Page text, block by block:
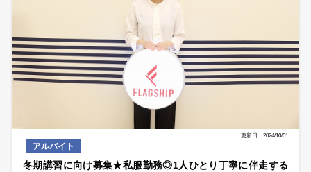
更新日：2024/10/01
アルバイト
冬期講習に向け募集★私服勤務◎1人ひとり丁寧に伴走する